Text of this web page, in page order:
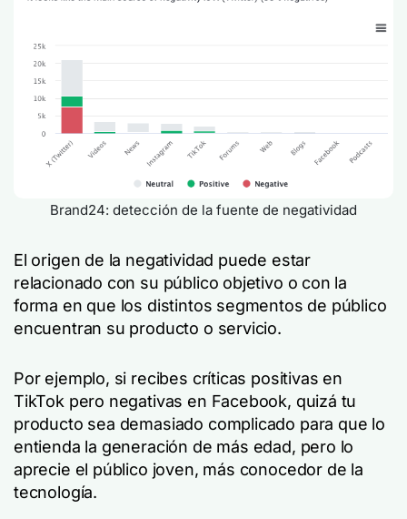
Brand24: detección de la fuente de negatividad
El origen de la negatividad puede estar
relacionado con su público objetivo o con la
forma en que los distintos segmentos de público
encuentran su producto o servicio.
Por ejemplo, si recibes críticas positivas en
TikTok pero negativas en Facebook, quizá tu
producto sea demasiado complicado para que lo
entienda la generación de más edad, pero lo
aprecie el público joven, más conocedor de la
tecnología.